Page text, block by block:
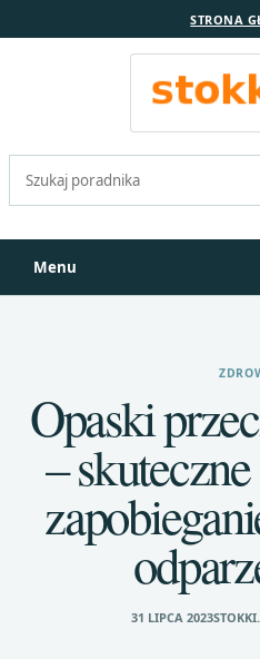
STRONA
Szukaj:
Menu
Opaski
–
31 LIPCA 2023